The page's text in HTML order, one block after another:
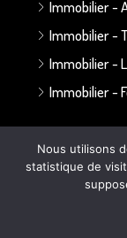
Immobilier -
Immobilier -
Immobilier -
Immobilier -
Annonces
Secteur
Nous utilisons
statistique de